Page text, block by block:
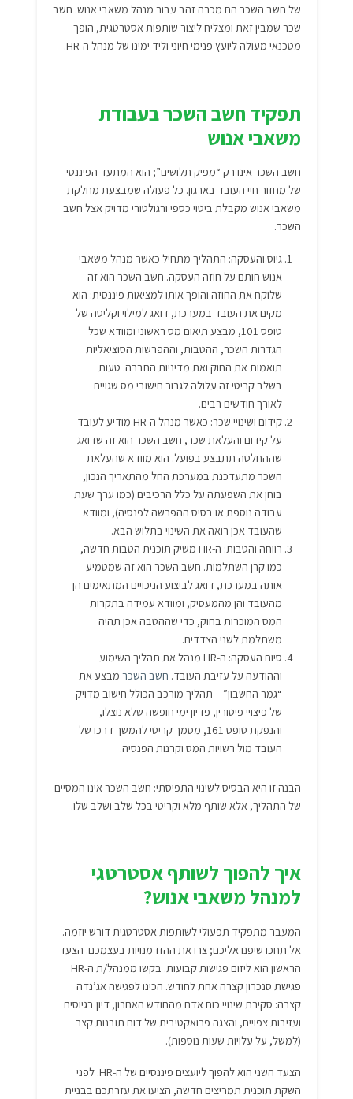
של חשב השכר הם מכרה זהב עבור מנהל משאבי אנוש. חשב
שכר שמבין זאת ומצליח ליצור שותפות אסטרטגית, הופך
מטכנאי מעולה ליועץ פנימי חיוני וליד ימינו של מנהל ה-HR.
תפקיד חשב השכר בעבודת
משאבי אנוש
חשב השכר אינו רק “מפיק תלושים”; הוא המתעד הפיננסי
של מחזור חיי העובד בארגון. כל פעולה שמבצעת מחלקת
משאבי אנוש מקבלת ביטוי כספי ורגולטורי מדויק אצל חשב
השכר.
גיוס והעסקה: התהליך מתחיל כאשר מנהל משאבי
אנוש חותם על חוזה העסקה. חשב השכר הוא זה
שלוקח את החוזה והופך אותו למציאות פיננסית: הוא
מקים את העובד במערכת, דואג למילוי וקליטה של
טופס 101, מבצע תיאום מס ראשוני ומוודא שכל
הגדרות השכר, ההטבות, וההפרשות הסוציאליות
תואמות את החוק ואת מדיניות החברה. טעות
בשלב קריטי זה עלולה לגרור חישובי מס שגויים
לאורך חודשים רבים.
קידום ושינויי שכר: כאשר מנהל ה-HR מודיע לעובד
על קידום והעלאת שכר, חשב השכר הוא זה שדואג
שההחלטה תתבצע בפועל. הוא מוודא שהעלאת
השכר מתעדכנת במערכת החל מהתאריך הנכון,
בוחן את השפעתה על כלל הרכיבים (כמו ערך שעת
עבודה נוספת או בסיס ההפרשה לפנסיה), ומוודא
שהעובד אכן רואה את השינוי בתלוש הבא.
רווחה והטבות: ה-HR משיק תוכנית הטבות חדשה,
כמו קרן השתלמות. חשב השכר הוא זה שמטמיע
אותה במערכת, דואג לביצוע הניכויים המתאימים הן
מהעובד והן מהמעסיק, ומוודא עמידה בתקרות
המס המוכרות בחוק, כדי שההטבה אכן תהיה
משתלמת לשני הצדדים.
סיום העסקה: ה-HR מנהל את תהליך השימוע
וההודעה על עזיבת העובד. חשב השכר מבצע את
“גמר החשבון” – תהליך מורכב הכולל חישוב מדויק
של פיצויי פיטורין, פדיון ימי חופשה שלא נוצלו,
והנפקת טופס 161, מסמך קריטי להמשך דרכו של
העובד מול רשויות המס וקרנות הפנסיה.
הבנה זו היא הבסיס לשינוי התפיסתי: חשב השכר אינו המסיים
של התהליך, אלא שותף מלא וקריטי בכל שלב ושלב שלו.
איך להפוך לשותף אסטרטגי
למנהל משאבי אנוש?
המעבר מתפקיד תפעולי לשותפות אסטרטגית דורש יוזמה.
אל תחכו שיפנו אליכם; צרו את ההזדמנויות בעצמכם. הצעד
הראשון הוא ליזום פגישות קבועות. בקשו ממנהל/ת ה-HR
פגישת סנכרון קצרה אחת לחודש. הכינו לפגישה אג’נדה
קצרה: סקירת שינויי כוח אדם מהחודש האחרון, דיון בגיוסים
ועזיבות צפויים, והצגה פרואקטיבית של דוח תובנות קצר
(למשל, על עלויות שעות נוספות).
הצעד השני הוא להפוך ליועצים פיננסיים של ה-HR. לפני
השקת תוכנית תמריצים חדשה, הציעו את עזרתכם בבניית